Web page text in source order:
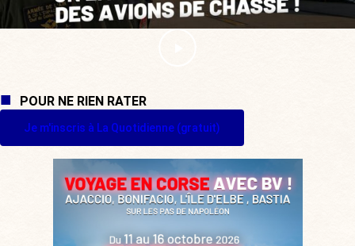
POUR NE RIEN RATER
Je m'inscris à La Quotidienne (gratuit)